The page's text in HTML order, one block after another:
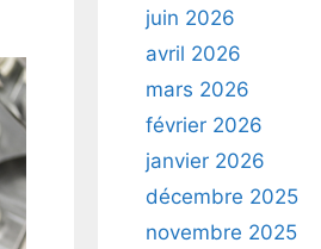
juin 2026
avril 2026
mars 2026
février 2026
janvier 2026
décembre 2025
novembre 2025